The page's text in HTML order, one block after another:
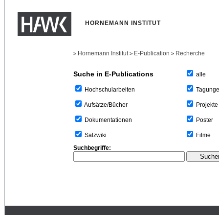
HORNEMANN INSTITUT
> Hornemann Institut > E-Publication > Recherche
Suche in E-Publications
Hochschularbeiten
Aufsätze/Bücher
Dokumentationen
Salzwiki
alle
Projekte
Poster
Filme
Suchbegriffe: